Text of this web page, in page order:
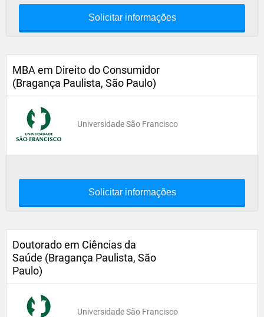
Solicitar informações
MBA em Direito do Consumidor
(Bragança Paulista, São Paulo)
Universidade São Francisco
Solicitar informações
Doutorado em Ciências da
Saúde (Bragança Paulista, São
Paulo)
Universidade São Francisco